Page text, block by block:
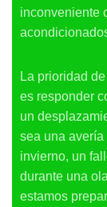
inconveniente
La prioridad
es responder
un
sea una
invierno, un
durante una
estamos